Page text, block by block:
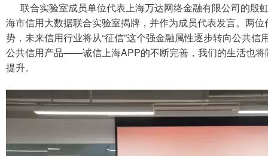
联合实验室成员单位代表上海万达网络金融有限公司的殷
海市信用大数据联合实验室揭牌，并作为成员代表发言。两
势，未来信用行业将从“征信”这个强金融属性逐步转向公共
公共信用产品——诚信上海APP的不断完善，我们的生活也
提升。